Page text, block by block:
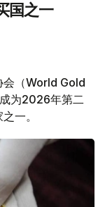
国之一
会（World Gold
为2026年第二
一。